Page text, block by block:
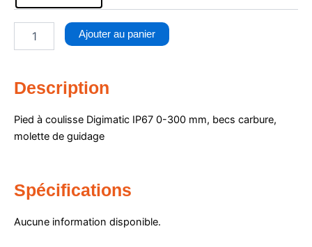
coulisse
Digimatic
300
,
becs
molette
de
Ajouter au panier
Description
Pied à coulisse Digimatic IP67 0-300 mm, becs carbure,
molette de guidage
Spécifications
Aucune information disponible.